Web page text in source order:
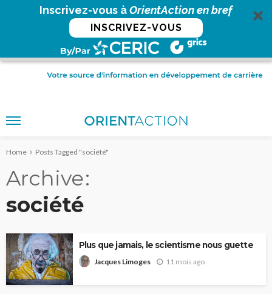
Inscrivez-vous àOrientAction en bref
INSCRIVEZ-VOUS
Home Posts Tagged "société"
Archive
société
Plus que jamais, le scientisme nous guette
Jacques Limoges 11 mois ago